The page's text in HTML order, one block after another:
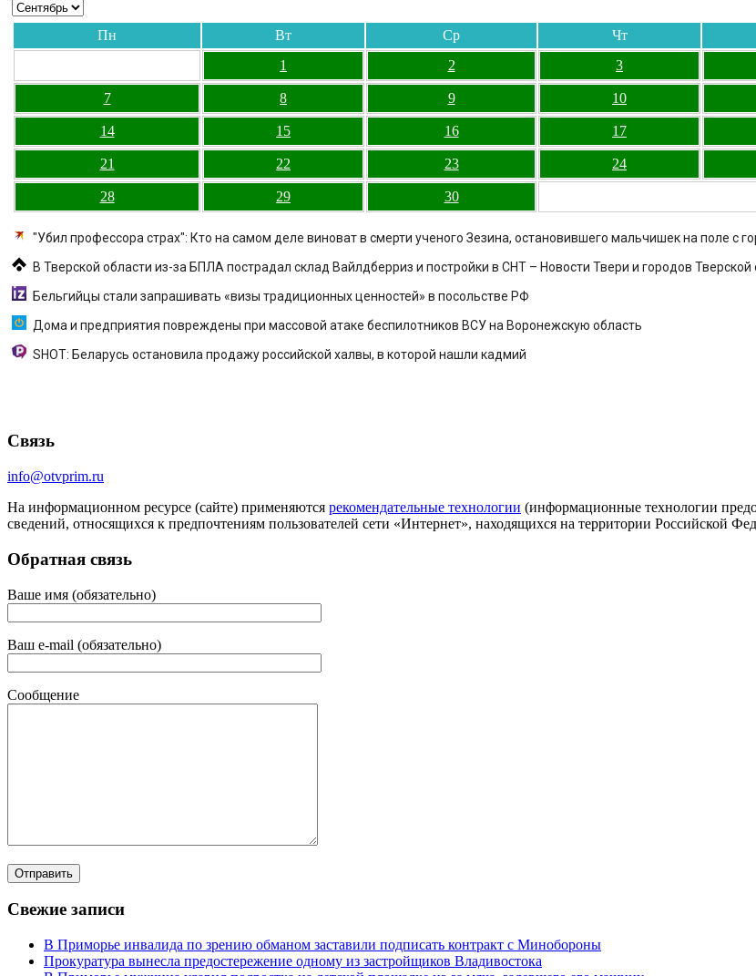
Пн Вт Ср Чт
1
2 3
7 8 9 10
14 15 16 17
21 22 23 24
28 29 30
"Убил профессора страх": Кто на самом деле виноват в смерти ученого Зезина, остановившего мальчишек на поле с
В Тверской области из-за БПЛА пострадал склад Вайлдберриз и постройки в СНТ – Новости Твери и городов
Бельгийцы стали запрашивать «визы традиционных ценностей» в посольстве РФ
Дома и предприятия повреждены при массовой атаке беспилотников ВСУ на Воронежскую область
SHOT: Беларусь остановила продажу российской халвы, в которой нашли кадмий
Связь
info@otvprim.ru
На информационном ресурсе (сайте) применяются рекомендательные технологии (информационные технологии
сведений, относящихся к предпочтениям пользователей сети «Интернет», находящихся на территории Российской
Обратная связь
Ваше имя (обязательно)
Ваш e-mail (обязательно)
Сообщение
Свежие записи
В Приморье инвалида по зрению обманом заставили подписать контракт с Минобороны
Прокуратура вынесла предостережение одному из застройщиков Владивостока